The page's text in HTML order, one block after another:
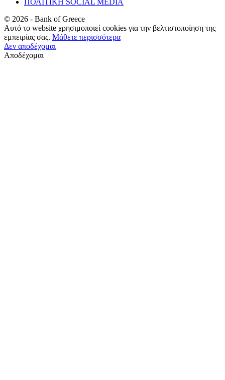
© 2026 - Bank of Greece
Αυτό το website χρησιμοποιεί cookies για την βελτιστοποίηση της
εμπειρίας σας. Μάθετε περισσότερα
Δεν αποδέχομαι
Αποδέχομαι